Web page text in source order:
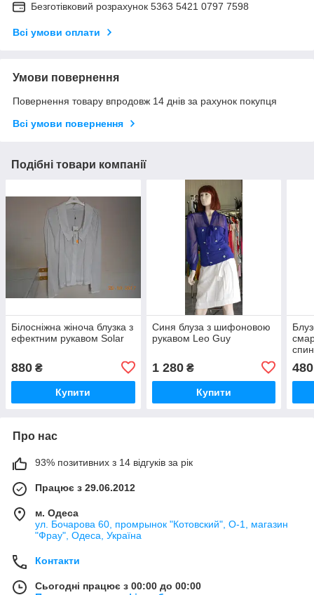
Безготівковий розрахунок 5363 5421 0797 7598
Всі умови оплати
Умови повернення
Повернення товару впродовж 14 днів за рахунок покупця
Всі умови повернення
Подібні товари компанії
Білосніжна жіноча блузка з
ефектним рукавом Solar
880 ₴
Купити
Синя блуза з шифоновою
рукавом Leo Guy
1 280₴
Купити
480
Про нас
93% позитивних з 14 відгуків за рік
Працює з 29.06.2012
м. Одеса
ул. Бочарова 60, промрынок "Котовский", О-1, магазин
"Фрау", Одеса, Україна
Контакти
Сьогодні працює з 00:00 до 00:00